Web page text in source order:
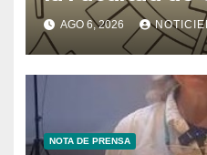
Ministerio de
Tecnología
AGO 6, 2026
NOTA DE PRENSA